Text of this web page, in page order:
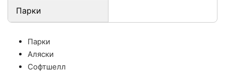
Парки
Парки
Аляски
Софтшелл